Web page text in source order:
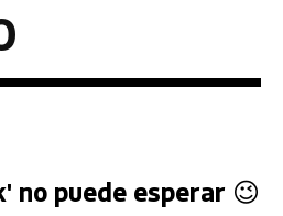
no puede esperar 😉